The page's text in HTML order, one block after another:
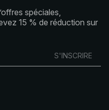
spéciales,
15 % de réduction sur
S'INSCRIRE